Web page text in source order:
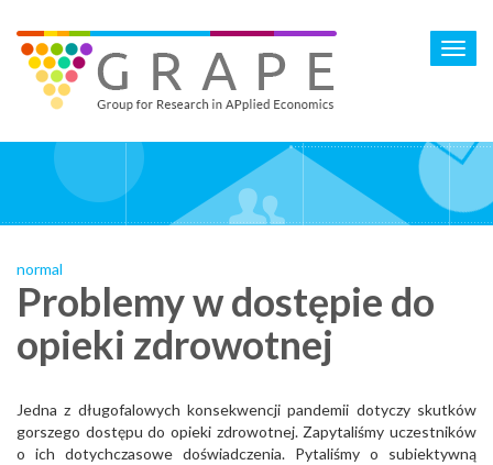
main
content
normal
Problemy w dostępie do
opieki zdrowotnej
Jedna z długofalowych konsekwencji pandemii dotyczy skutków
gorszego dostępu do opieki zdrowotnej. Zapytaliśmy uczestników
o ich dotychczasowe doświadczenia. Pytaliśmy o subiektywną